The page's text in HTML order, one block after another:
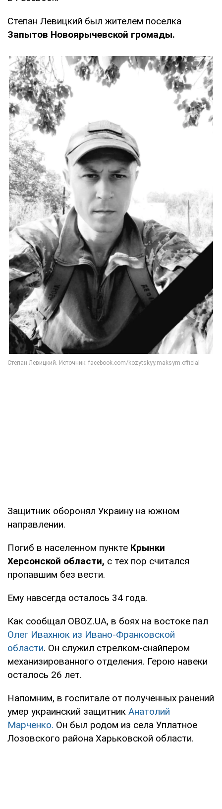
Степан Левицкий был жителем поселка
Запытов Новоярычевской громады.
Защитник оборонял Украину на южном
направлении.
Погиб в населенном пункте Крынки
Херсонской области, с тех пор считался
пропавшим без вести.
Ему навсегда осталось 34 года.
Как сообщал OBOZ.UA, в боях на востоке пал
Олег Ивахнюк из Ивано-Франковской
области. Он служил стрелком-снайпером
механизированного отделения. Герою навеки
осталось 26 лет.
Напомним, в госпитале от полученных ранений
умер украинский защитник Анатолий
Марченко. Он был родом из села Уплатное
Лозовского района Харьковской области.